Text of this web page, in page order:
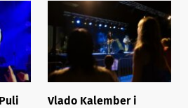
Vlado Kalember i